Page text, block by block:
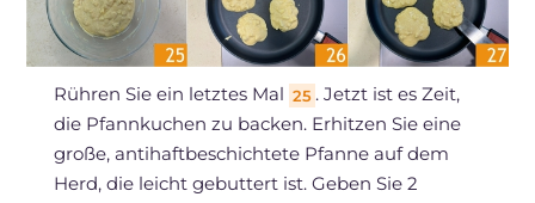
Rühren Sie ein letztes Mal 25 . Jetzt ist es Zeit,
die Pfannkuchen zu backen. Erhitzen Sie eine
große, antihaftbeschichtete Pfanne auf dem
Herd, die leicht gebuttert ist. Geben Sie 2